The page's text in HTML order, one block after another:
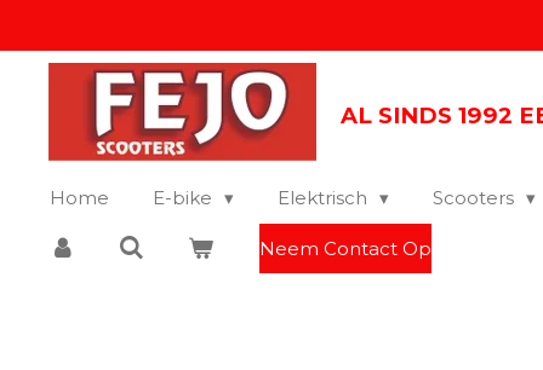
direct
hoofdinhoud
AL SINDS 1992
Home E-bike Elektrisch Scooters
Neem Contact Op